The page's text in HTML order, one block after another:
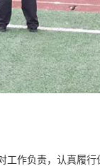
作负责，认真履行